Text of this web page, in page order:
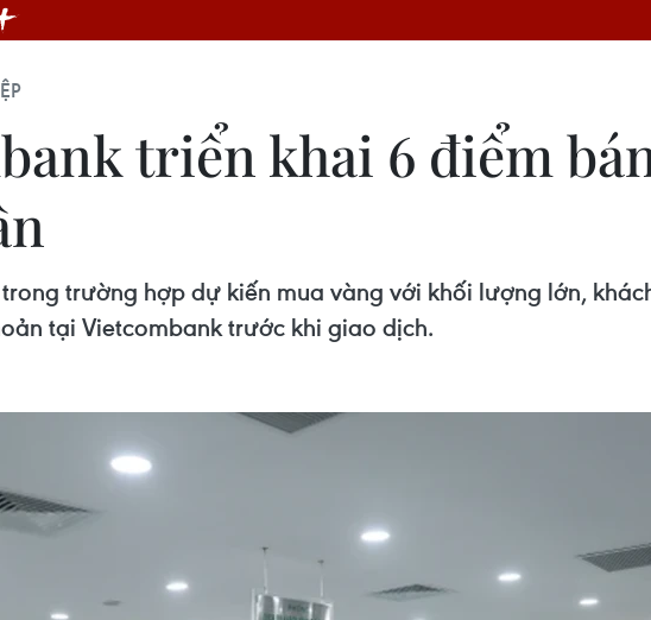
triển khai 6 điểm
trường hợp dự kiến mua vàng với khối lượng lớn,
tại Vietcombank trước khi giao dịch.